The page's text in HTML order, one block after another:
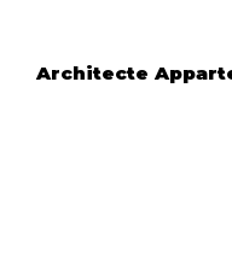
Architecte